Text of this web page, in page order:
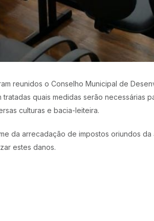
reunidos o Conselho Municipal de
quais medidas serão necessárias
culturas e bacia-leiteira.
da arrecadação de impostos oriundos
estes danos.